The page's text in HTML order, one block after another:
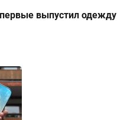
выпустил одежду